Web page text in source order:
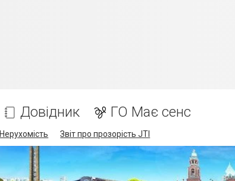
Довідник ГО Має сенс
Нерухомість Звіт про прозорість JTI